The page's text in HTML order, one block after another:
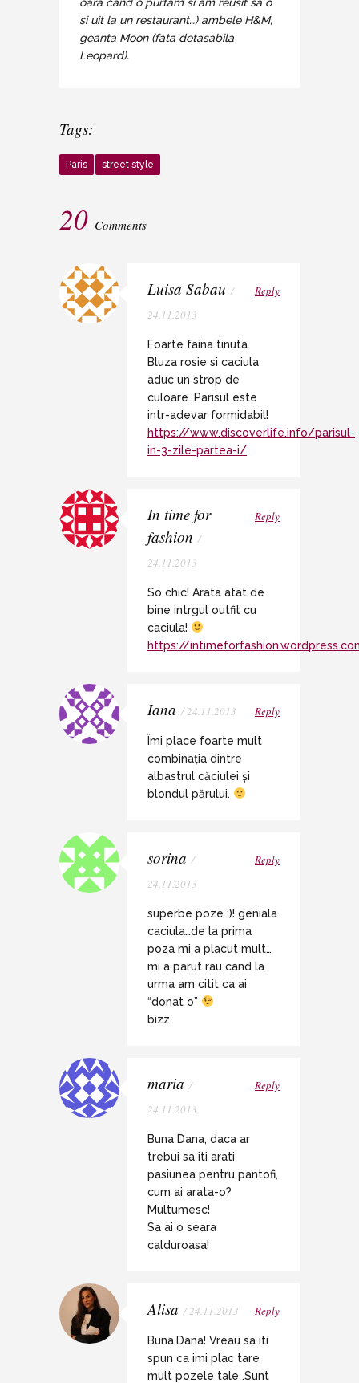
si uit la un restaurant…) ambele H&M,
geanta Moon (fata detasabila
Leopard).
Tags:
Paris street style
20 Comments
Luisa Sabau /
24.11.2013
Reply
Foarte faina tinuta.
Bluza rosie si caciula
aduc un strop de
culoare. Parisul este
intr-adevar formidabil!
https://www.discoverlife.info/parisul-
in-3-zile-partea-i/
In time for
fashion /
24.11.2013
Reply
So chic! Arata atat de
bine intrgul outfit cu
caciula!
https://
Iana / 24.11.2013 Reply
Îmi place foarte mult
combinația dintre
albastrul căciulei și
blondul părului.
sorina /
24.11.2013
Reply
superbe poze :)! geniala
caciula…de la prima
poza mi a placut mult…
mi a parut rau cand la
urma am citit ca ai
“donat o”
bizz
maria /
24.11.2013
Reply
Buna Dana, daca ar
trebui sa iti arati
pasiunea pentru pantofi,
cum ai arata-o?
Multumesc!
Sa ai o seara
calduroasa!
Alisa / 24.11.2013 Reply
Buna,Dana! Vreau sa iti
spun ca imi plac tare
mult pozele tale .Sunt